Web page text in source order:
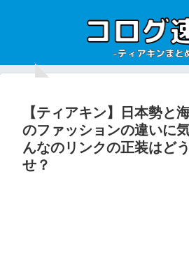
【ティアキン】日本勢と
のファッションの違いに
んなのリンクの正装はど
せ？